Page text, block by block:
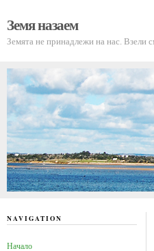
Земя назаем
Земята не принадлежи на нас. Взели
NAVIGATION
Начало